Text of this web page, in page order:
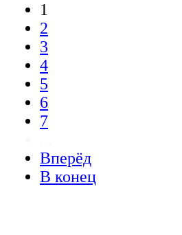
1
2
3
4
5
6
7
Вперёд
В конец